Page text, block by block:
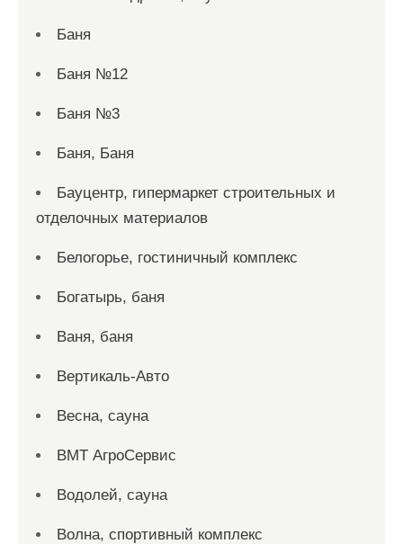
Баня
Баня №12
Баня №3
Баня, Баня
Бауцентр, гипермаркет строительных и
отделочных материалов
Белогорье, гостиничный комплекс
Богатырь, баня
Ваня, баня
Вертикаль-Авто
Весна, сауна
ВМТ АгроСервис
Водолей, сауна
Волна, спортивный комплекс